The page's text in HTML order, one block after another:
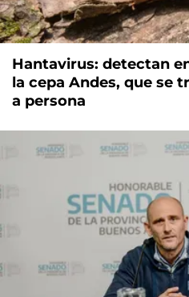
Hantavirus: detectan
la cepa Andes, que se
a persona